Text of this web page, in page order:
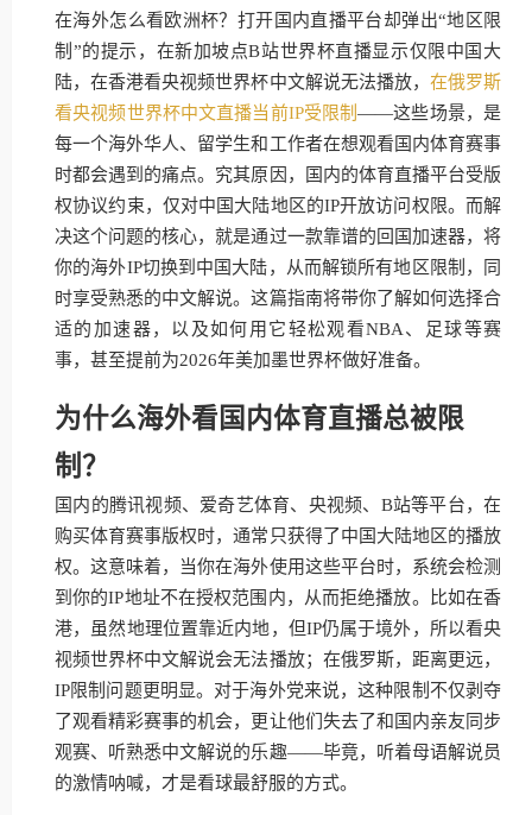
在海外怎么看欧洲杯？打开国内直播平台却弹出“地区限
制”的提示，在新加坡点B站世界杯直播显示仅限中国大
陆，在香港看央视频世界杯中文解说无法播放， 在俄罗斯
看央视频世界杯中文直播当前IP受限制——这些场景，是
每一个海外华人、留学生和工作者在想观看国内体育赛事
时都会遇到的痛点。究其原因，国内的体育直播平台受版
权协议约束，仅对中国大陆地区的IP开放访问权限。而解
决这个问题的核心，就是通过一款靠谱的回国加速器，将
你的海外IP切换到中国大陆，从而解锁所有地区限制，同
时享受熟悉的中文解说。这篇指南将带你了解如何选择合
适的加速器，以及如何用它轻松观看NBA、足球等赛
事，甚至提前为2026年美加墨世界杯做好准备。
为什么海外看国内体育直播总被限
制？
国内的腾讯视频、爱奇艺体育、央视频、B站等平台，在
购买体育赛事版权时，通常只获得了中国大陆地区的播放
权。这意味着，当你在海外使用这些平台时，系统会检测
到你的IP地址不在授权范围内，从而拒绝播放。比如在香
港，虽然地理位置靠近内地，但IP仍属于境外，所以看央
视频世界杯中文解说会无法播放；在俄罗斯，距离更远，
IP限制问题更明显。对于海外党来说，这种限制不仅剥夺
了观看精彩赛事的机会，更让他们失去了和国内亲友同步
观赛、听熟悉中文解说的乐趣——毕竟，听着母语解说员
的激情呐喊，才是看球最舒服的方式。